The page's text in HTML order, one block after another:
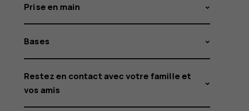
Prise en main
Bases
Restez en contact avec votre famille et
vos amis